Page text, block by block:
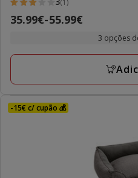
3
estrelas
1
(1)
Preço
a
55.99€
35.99€-55.99€
3 opções
-15€ c/ cupão 💰